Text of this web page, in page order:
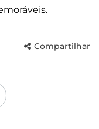
Compartilhar